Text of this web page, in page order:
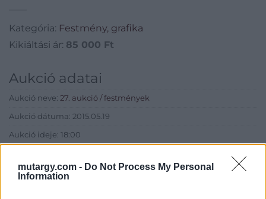
mutargy.com - Do Not Process My Personal
Information
Kategória: Festmény, grafika
Kikiáltási ár: 85 000 Ft
Aukció adatai
Aukció neve: 27. aukció / festmények
Aukció dátuma: 2015.05.19
Aukció ideje: 18:00
Tételszám: 154